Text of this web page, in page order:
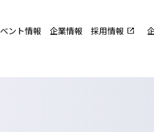
ント情報 企業情報 採用情報